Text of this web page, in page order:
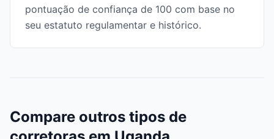
pontuação de confiança de 100 com base no
seu estatuto regulamentar e histórico.
Compare outros tipos de